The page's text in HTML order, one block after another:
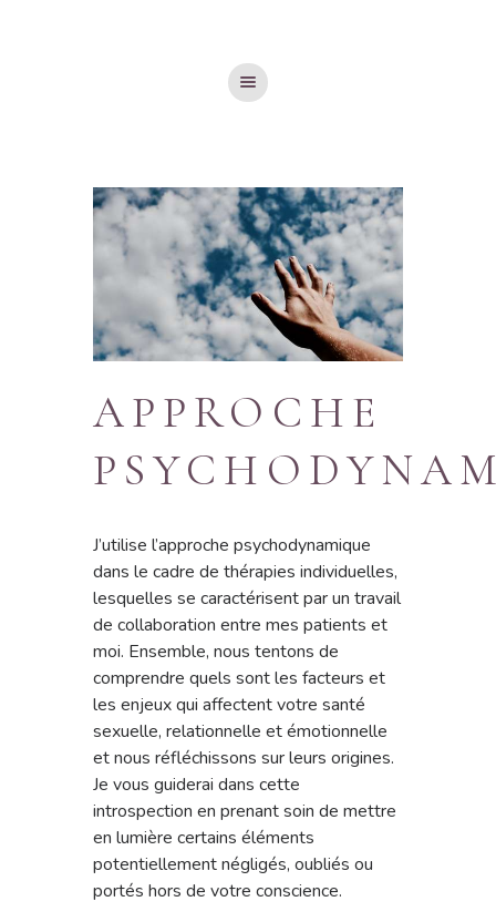
QUAND CONSULTER
POURQUOI CONSULTER
MES APPROCHES
TARIFS
CONTACT
APPROCHE
J’utilise l’approche psychodynamique
dans le cadre de thérapies individuelles,
lesquelles se caractérisent par un travail
de collaboration entre mes patients et
moi. Ensemble, nous tentons de
comprendre quels sont les facteurs et
les enjeux qui affectent votre santé
sexuelle, relationnelle et émotionnelle
et nous réfléchissons sur leurs origines.
Je vous guiderai dans cette
introspection en prenant soin de mettre
en lumière certains éléments
potentiellement négligés, oubliés ou
portés hors de votre conscience.